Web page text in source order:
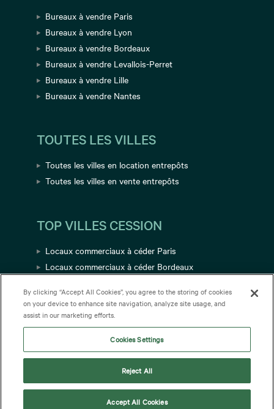
Bureaux à vendre Paris
Bureaux à vendre Lyon
Bureaux à vendre Bordeaux
Bureaux à vendre Levallois-Perret
Bureaux à vendre Lille
Bureaux à vendre Nantes
TOUTES LES VILLES
Toutes les villes en location entrepôts
Toutes les villes en vente entrepôts
TOP VILLES CESSION
Locaux commerciaux à céder Paris
Locaux commerciaux à céder Bordeaux
Locaux commerciaux à céder Toulouse
Locaux commerciaux à céder Grenoble
www.cbre.fr
By clicking “Accept All Cookies”, you agree to the storing of cookies
on your device to enhance site navigation, analyze site usage, and
assist in our marketing efforts.
Cookies Settings
Reject All
Accept All Cookies